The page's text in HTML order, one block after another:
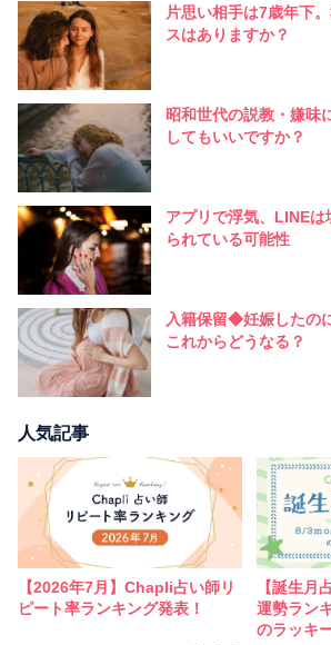
片思い相手は7歳年下
スはありますか？
昭和世代の説教・嫌
してもいいですか？
アプリで浮気、LINE
られている可能性
入籍保留◆妊娠したの
これからどうなる？
人気記事
【2026年7月】Chapli占い師リ
ピート率ランキング発表！
【誕生月
運勢ラン
のラッキ